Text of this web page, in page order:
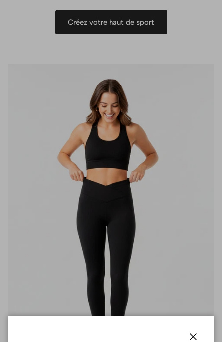
Créez votre haut de sport